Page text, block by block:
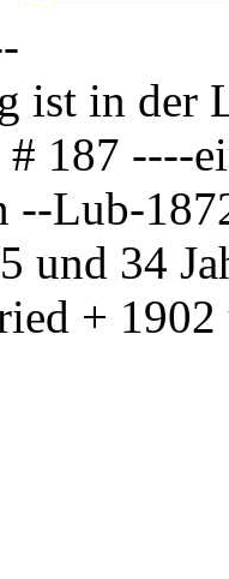
ist in der
187 ----
--Lub-
und 34
+